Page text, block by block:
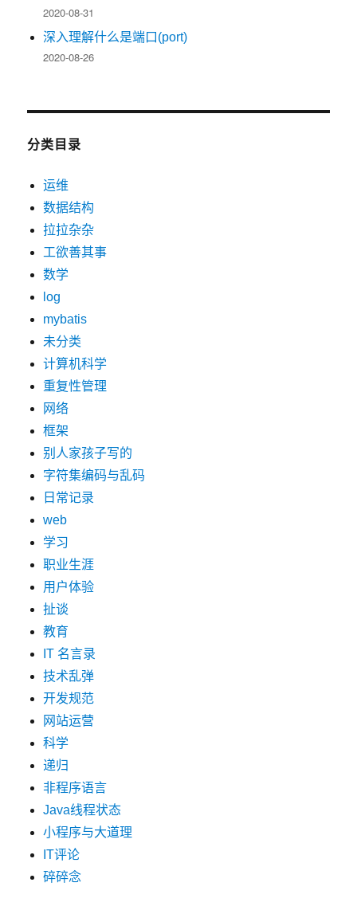
2020-08-31
深入理解什么是端口(port)
2020-08-26
分类目录
运维
数据结构
拉拉杂杂
工欲善其事
数学
log
mybatis
未分类
计算机科学
重复性管理
网络
框架
别人家孩子写的
字符集编码与乱码
日常记录
web
学习
职业生涯
用户体验
扯谈
教育
IT 名言录
技术乱弹
开发规范
网站运营
科学
递归
非程序语言
Java线程状态
小程序与大道理
IT评论
碎碎念